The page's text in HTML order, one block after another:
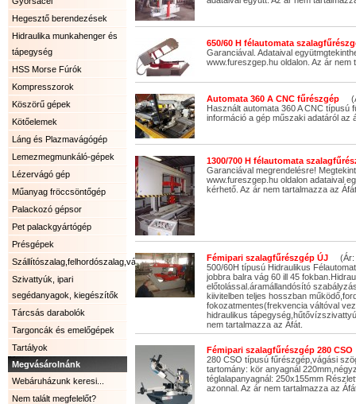
Hegesztő berendezések
Hidraulika munkahenger és
tápegység
HSS Morse Fúrók
Kompresszorok
Köszörű gépek
Kötőelemek
Láng és Plazmavágógép
Lemezmegmunkáló-gépek
Lézervágó gép
Műanyag fröccsöntőgép
Palackozó gépsor
Pet palackgyártógép
Présgépek
Szállítószalag,felhordószalag,válogatószalag.
Szivattyúk, ipari
segédanyagok, kiegészítők
Tárcsás darabolók
Targoncák és emelőgépek
Tartályok
Megvásárolnánk
Webáruházunk keresi...
Nem talált megfelelőt?
650/60 H félautomata
Garanciával. Adataival
www.fureszgep.hu oldalon. Az ár nem
Automata 360 A CNC fűrészgép
Használt automata 360 A CNC típusú
információ a gép műszaki adatáról az
1300/700 H félautomata
Garanciával megrendelésre!
www.fureszgep.hu oldalon adataival
kérhető. Az ár nem tartalmazza az
Fémipari szalagfűrészgép ÚJ (Ár:
500/60H típusú Hidraulikus
jobbra balra vág 60 ill 45
előtolással.áramállandósító
kiivitelben teljes hosszban
fokozatmentes(frekvencia váltóval
hidraulikus
nem tartalmazza az Áfát.
Fémipari szalagfűrészgép 280 CSO
280 CSO típusú fűrészgép,vágási
tartomány: kör anyagnál
téglalapanyagnál: 250x155mm
azonnal. Az ár nem tartalmazza az